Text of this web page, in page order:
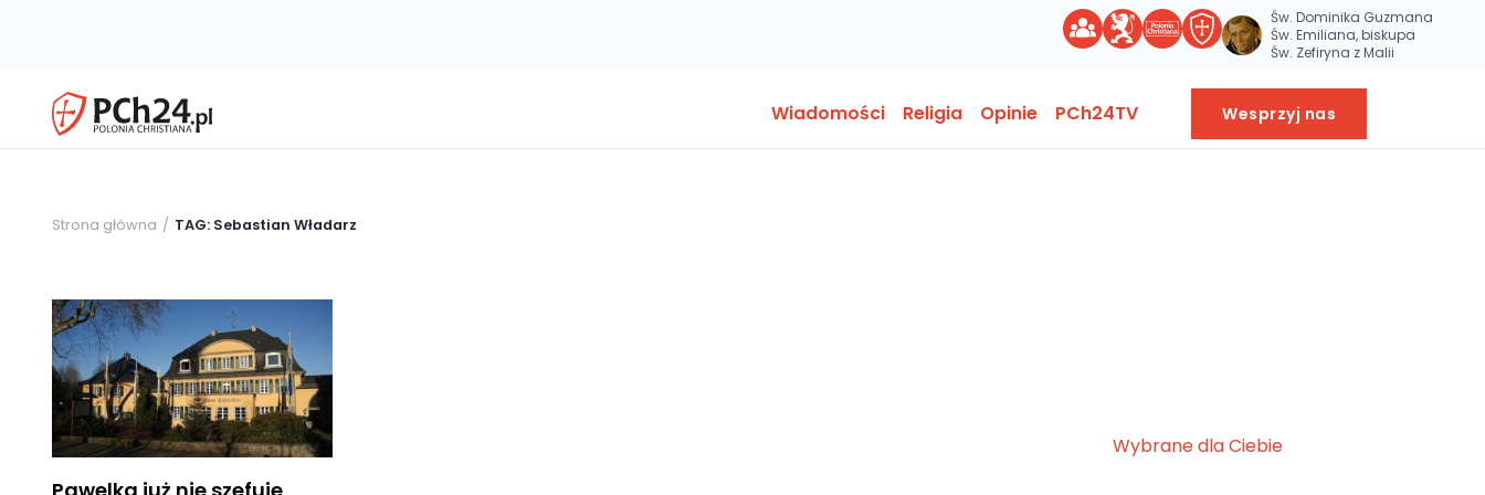
Św. Dominika Guzmana
Św. Emiliana, biskupa
Św. Zefiryna z Malii
Wiadomości Religia Opinie PCh24TV Wesprzyj nas
Strona główna TAG: Sebastian Władarz
Wybrane dla Ciebie